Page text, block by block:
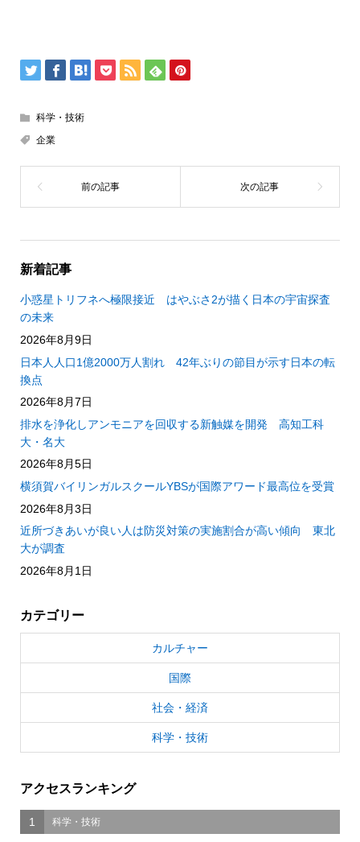
科学・技術
企業
新着記事
小惑星トリフネへ極限接近 はやぶさ2が描く日本の宇宙探査
の未来
2026年8月9日
日本人人口1億2000万人割れ 42年ぶりの節目が示す日本の転
換点
2026年8月7日
排水を浄化しアンモニアを回収する新触媒を開発 高知工科
大・名大
2026年8月5日
横須賀バイリンガルスクールYBSが国際アワード最高位を受賞
2026年8月3日
近所づきあいが良い人は防災対策の実施割合が高い傾向 東北
大が調査
2026年8月1日
カテゴリー
カルチャー
国際
社会・経済
科学・技術
アクセスランキング
1 科学・技術